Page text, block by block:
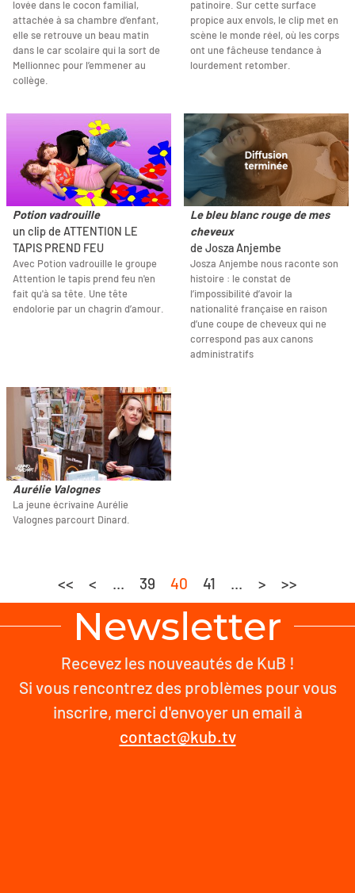
lovée dans le cocon familial,
attachée à sa chambre d’enfant,
elle se retrouve un beau matin
dans le car scolaire qui la sort de
Mellionnec pour l’emmener au
collège.
patinoire. Sur cette surface
propice aux envols, le clip met en
scène le monde réel, où les corps
ont une fâcheuse tendance à
lourdement retomber.
Potion vadrouille
un clip de ATTENTION LE
TAPIS PREND FEU
Avec Potion vadrouille le groupe
Attention le tapis prend feu n'en
fait qu'à sa tête. Une tête
endolorie par un chagrin d’amour.
Le bleu blanc rouge de mes
cheveux
de Josza Anjembe
Josza Anjembe nous raconte son
histoire : le constat de
l’impossibilité d’avoir la
nationalité française en raison
d’une coupe de cheveux qui ne
correspond pas aux canons
administratifs
Aurélie Valognes
La jeune écrivaine Aurélie
Valognes parcourt Dinard.
<< < ... 39 40 41 ... > >>
Newsletter
Recevez les nouveautés de KuB !
Si vous rencontrez des problèmes pour vous
inscrire, merci d'envoyer un email à
contact@kub.tv